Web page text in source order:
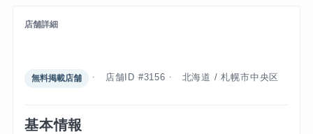
店舗詳細
無料掲載店舗 店舗ID #3156 北海道 / 札幌市中央区
基本情報